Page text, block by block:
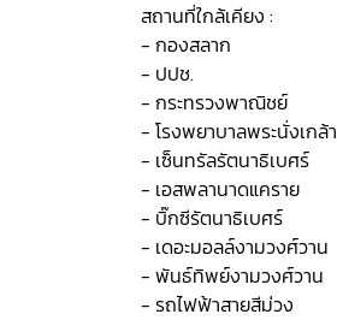
สถานที่ใกล้เคียง :
- กองสลาก
- ปปช.
- กระทรวงพาณิชย์
- โรงพยาบาลพระนั่งเกล้า
- เซ็นทรัลรัตนาธิเบศร์
- เอสพลานาดแคราย
- บิ๊กซีรัตนาธิเบศร์
- เดอะมอลล์งามวงศ์วาน
- พันธ์ทิพย์งามวงศ์วาน
- รถไฟฟ้าสายสีม่วง